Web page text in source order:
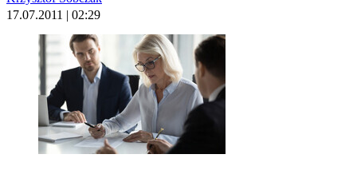
17.07.2011 | 02:29